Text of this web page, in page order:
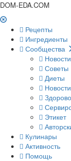
DOM-EDA.COM
Рецепты
Ингредиенты
Сообщества
Советы
Диеты
Этикет
Кулинары
Активность
Помощь